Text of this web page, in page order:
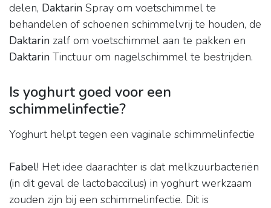
delen, Daktarin Spray om voetschimmel te
behandelen of schoenen schimmelvrij te houden, de
Daktarin zalf om voetschimmel aan te pakken en
Daktarin Tinctuur om nagelschimmel te bestrijden.
Is yoghurt goed voor een
schimmelinfectie?
Yoghurt helpt tegen een vaginale schimmelinfectie
Fabel! Het idee daarachter is dat melkzuurbacteriën
(in dit geval de lactobaccilus) in yoghurt werkzaam
zouden zijn bij een schimmelinfectie. Dit is